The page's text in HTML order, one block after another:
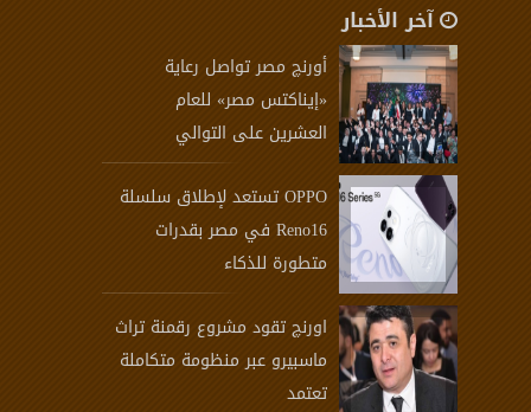
آخر الأخبار
أورنچ مصر تواصل رعاية
«إيناكتس مصر» للعام
العشرين على التوالي
OPPO تستعد لإطلاق سلسلة
Reno16 في مصر بقدرات
متطورة للذكاء
اورنچ تقود مشروع رقمنة تراث
ماسبيرو عبر منظومة متكاملة
تعتمد